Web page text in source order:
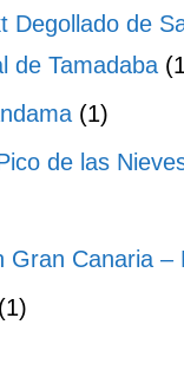
Degollado de
de Tamadaba
(1)
de las
Gran Canaria –
(1)